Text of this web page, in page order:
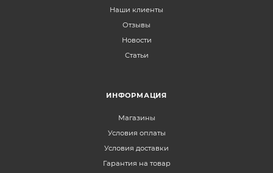
Наши клиенты
Отзывы
Новости
Статьи
ИНФОРМАЦИЯ
Магазины
Условия оплаты
Условия доставки
Гарантия на товар